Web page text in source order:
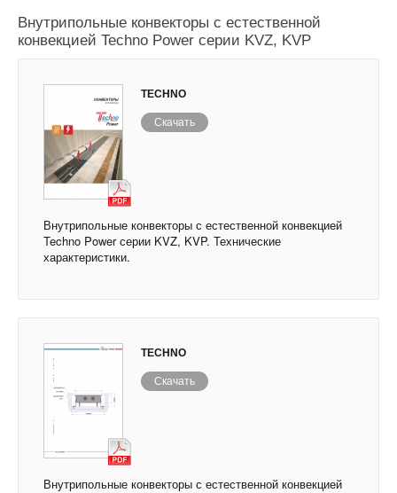
Внутрипольные конвекторы с естественной
конвекцией Techno Power серии KVZ, KVP
TECHNO
Скачать
Внутрипольные конвекторы с естественной конвекцией
Techno Power серии KVZ, KVP. Технические
характеристики.
TECHNO
Скачать
Внутрипольные конвекторы с естественной конвекцией